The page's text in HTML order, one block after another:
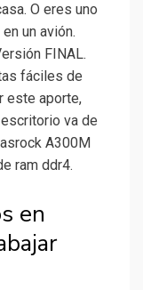
O eres uno
un avión.
FINAL.
fáciles de
este aporte,
va de
A300M
ram ddr4.
en